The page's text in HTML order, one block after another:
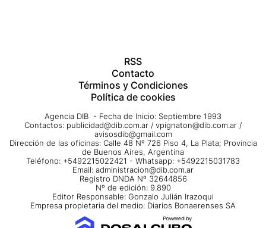
RSS
Contacto
Términos y Condiciones
Política de cookies
Agencia DIB - Fecha de Inicio: Septiembre 1993
Contactos: publicidad@dib.com.ar / vpignaton@dib.com.ar /
avisosdib@gmail.com
Dirección de las oficinas: Calle 48 Nº 726 Piso 4, La Plata; Provincia
de Buenos Aires, Argentina
Teléfono: +5492215022421 - Whatsapp: +5492215031783
Email: administracion@dib.com.ar
Registro DNDA Nº 32644856
Nº de edición: 9.890
Editor Responsable: Gonzalo Julián Irazoqui
Empresa propietaria del medio: Diarios Bonaerenses SA